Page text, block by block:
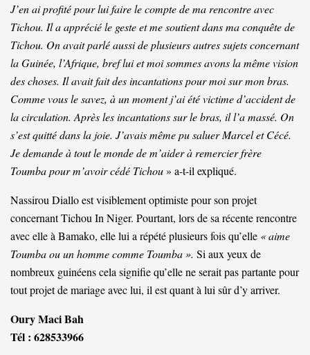
J’en ai profité pour lui faire le compte de ma rencontre avec
Tichou. Il a apprécié le geste et me soutient dans ma conquête de
Tichou. On avait parlé aussi de plusieurs autres sujets concernant
la Guinée, l’Afrique, bref lui et moi sommes avons la même vision
des choses. Il avait fait des incantations pour moi sur mon bras.
Comme vous le savez, à un moment j’ai été victime d’accident de
la circulation. Après les incantations sur le bras, il l’a massé. On
s’est quitté dans la joie. J’avais même pu saluer Marcel et Cécé.
Je demande à tout le monde de m’aider à remercier frère
Toumba pour m’avoir cédé Tichou» a-t-il expliqué.
Nassirou Diallo est visiblement optimiste pour son projet
concernant Tichou In Niger. Pourtant, lors de sa récente rencontre
avec elle à Bamako, elle lui a répété plusieurs fois qu’elle « aime
Toumba ou un homme comme Toumba ». Si aux yeux de
nombreux guinéens cela signifie qu’elle ne serait pas partante pour
tout projet de mariage avec lui, il est quant à lui sûr d’y arriver.
Oury Maci Bah
Tél : 628533966